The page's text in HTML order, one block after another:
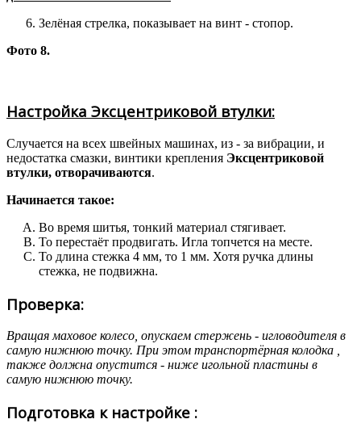
Зелёная стрелка, показывает на винт - стопор.
Фото 8.
Настройка Эксцентриковой втулки:
Случается на всех швейных машинах, из - за вибрации, и
недостатка смазки, винтики крепления Эксцентриковой
втулки, отворачиваются.
Начинается такое:
Во время шитья, тонкий материал стягивает.
То перестаёт продвигать. Игла топчется на месте.
То длина стежка 4 мм, то 1 мм. Хотя ручка длины
стежка, не подвижна.
Проверка:
Вращая маховое колесо, опускаем стержень - игловодителя в
самую нижнюю точку. При этом транспортёрная колодка ,
также должна опустится - ниже игольной пластины в
самую нижнюю точку.
Подготовка к настройке :